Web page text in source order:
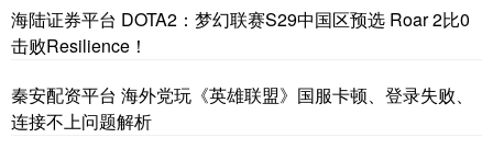
海陆证券平台 DOTA2：梦幻联赛S29中国区预选 Roar 2比0
击败Resilience！
秦安配资平台 海外党玩《英雄联盟》国服卡顿、登录失败、
连接不上问题解析